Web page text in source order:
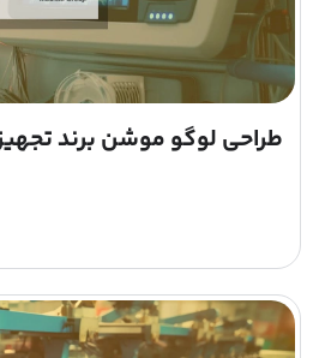
طراحی لوگو موشن برند